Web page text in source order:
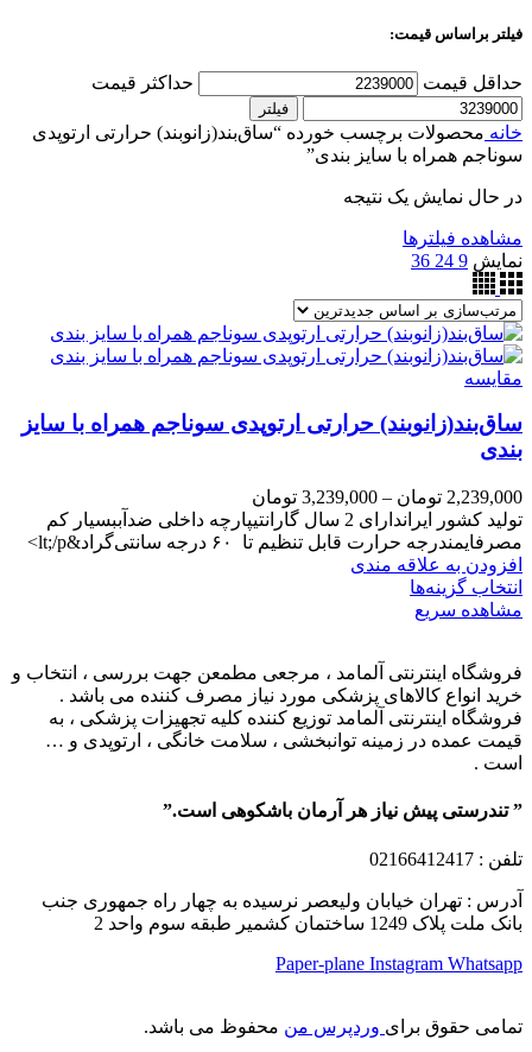
فیلتر براساس قیمت:
حداقل قیمت حداکثر قیمت
فیلتر
خانه محصولات برچسب خورده “ساق‌بند(زانوبند) حرارتی ارتوپدی
سوناجم همراه با سایز بندی”
در حال نمایش یک نتیجه
مشاهده فیلترها
نمایش 9
24
36
مقایسه
ساق‌بند(زانوبند) حرارتی ارتوپدی سوناجم همراه با سایز
بندی
2,239,000 تومان –
3,239,000 تومان
تولید کشور ایراندارای 2 سال گارانتیپارچه داخلی ضدآببسیار کم
مصرفایمندرجه حرارت قابل تنظیم تا ۶۰ درجه سانتی‌گراد&lt;/p>
افزودن به علاقه مندی
انتخاب گزینه‌ها
مشاهده سریع
فروشگاه اینترنتی آلمامد ، مرجعی مطمعن جهت بررسی ، انتخاب و
خرید انواع کالاهای پزشکی مورد نیاز مصرف کننده می باشد .
فروشگاه اینترنتی آلمامد توزیع کننده کلیه تجهیزات پزشکی ، به
قیمت عمده در زمینه توانبخشی ، سلامت خانگی ، ارتوپدی و …
است .
” تندرستی پیش نیاز هر آرمان باشکوهی است.”
تلفن : 02166412417
آدرس : تهران خیابان ولیعصر نرسیده به چهار راه جمهوری جنب
بانک ملت پلاک 1249 ساختمان کشمیر طبقه سوم واحد 2
Paper-plane Instagram Whatsapp
تمامی حقوق برای وردپرس من محفوظ می باشد.